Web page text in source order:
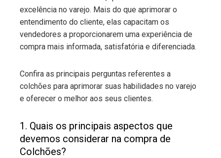
excelência no varejo. Mais do que aprimorar o
entendimento do cliente, elas capacitam os
vendedores a proporcionarem uma experiência de
compra mais informada, satisfatória e diferenciada.
Confira as principais perguntas referentes a
colchões para aprimorar suas habilidades no varejo
e oferecer o melhor aos seus clientes.
1. Quais os principais aspectos que
devemos considerar na compra de
Colchões?